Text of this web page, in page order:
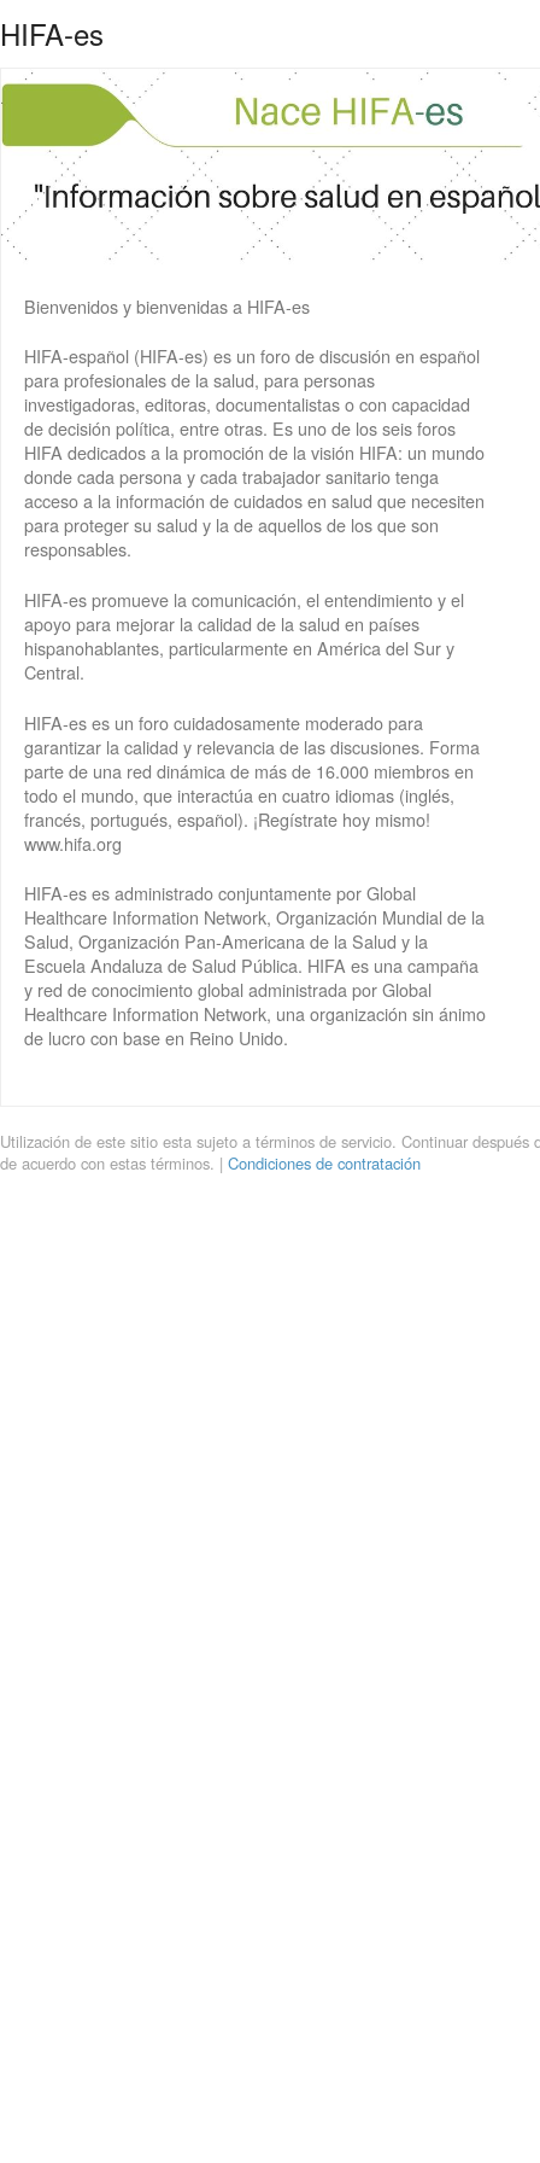
HIFA-es
Bienvenidos y bienvenidas a HIFA-es
HIFA-español (HIFA-es) es un foro de discusión en español
para profesionales de la salud, para personas
investigadoras, editoras, documentalistas o con capacidad
de decisión política, entre otras. Es uno de los seis foros
HIFA dedicados a la promoción de la visión HIFA: un mundo
donde cada persona y cada trabajador sanitario tenga
acceso a la información de cuidados en salud que necesiten
para proteger su salud y la de aquellos de los que son
responsables.
HIFA-es promueve la comunicación, el entendimiento y el
apoyo para mejorar la calidad de la salud en países
hispanohablantes, particularmente en América del Sur y
Central.
HIFA-es es un foro cuidadosamente moderado para
garantizar la calidad y relevancia de las discusiones. Forma
parte de una red dinámica de más de 16.000 miembros en
todo el mundo, que interactúa en cuatro idiomas (inglés,
francés, portugués, español). ¡Regístrate hoy mismo!
www.hifa.org
HIFA-es es administrado conjuntamente por Global
Healthcare Information Network, Organización Mundial de la
Salud, Organización Pan-Americana de la Salud y la
Escuela Andaluza de Salud Pública. HIFA es una campaña
y red de conocimiento global administrada por Global
Healthcare Information Network, una organización sin ánimo
de lucro con base en Reino Unido.
Utilización de este sitio esta sujeto a términos de servicio. Continuar después
de acuerdo con estas términos. | Condiciones de contratación